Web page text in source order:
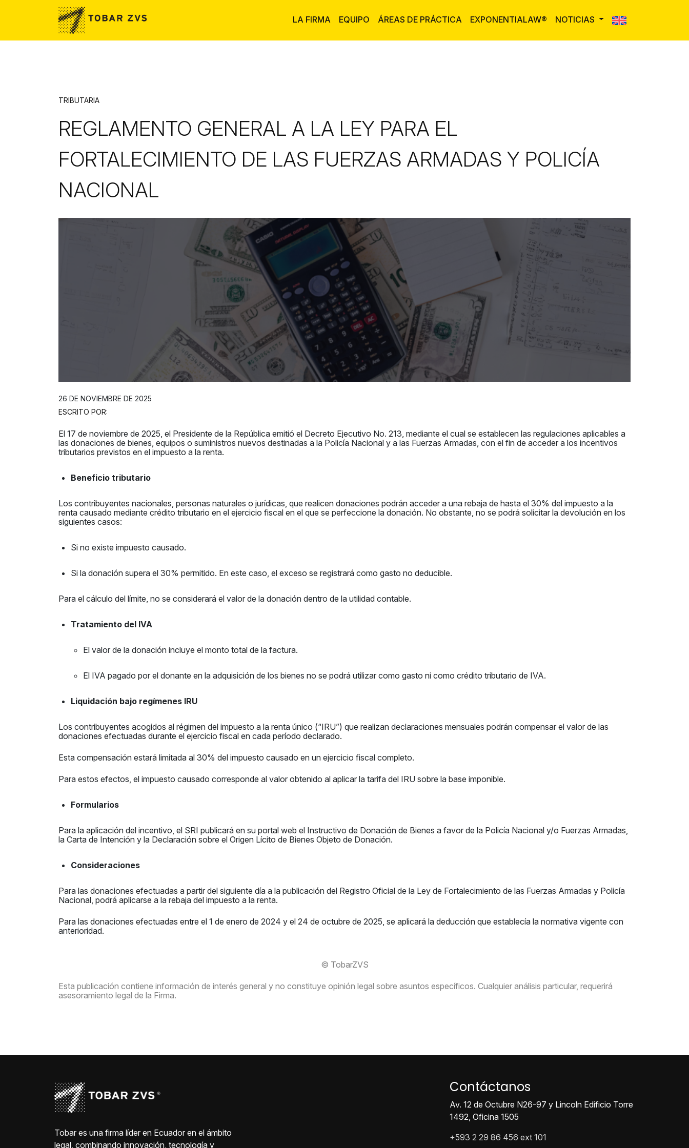
Skip to main content
LA FIRMA
EQUIPO ÁREAS DE PRÁCTICA EXPONENTIALAW® NOTICIAS
TRIBUTARIA
REGLAMENTO GENERAL A LA LEY PARA EL
FORTALECIMIENTO DE LAS FUERZAS ARMADAS Y POLICÍA
NACIONAL
26 DE NOVIEMBRE DE 2025
ESCRITO POR:
El 17 de noviembre de 2025, el Presidente de la República emitió el Decreto Ejecutivo No. 213, mediante el cual se establecen las regulaciones aplicables a
las donaciones de bienes, equipos o suministros nuevos destinadas a la Policía Nacional y a las Fuerzas Armadas, con el fin de acceder a los incentivos
tributarios previstos en el impuesto a la renta.
Beneficio tributario
Los contribuyentes nacionales, personas naturales o jurídicas, que realicen donaciones podrán acceder a una rebaja de hasta el 30% del impuesto a la
renta causado mediante crédito tributario en el ejercicio fiscal en el que se perfeccione la donación. No obstante, no se podrá solicitar la devolución en los
siguientes casos:
Si no existe impuesto causado.
Si la donación supera el 30% permitido. En este caso, el exceso se registrará como gasto no deducible.
Para el cálculo del límite, no se considerará el valor de la donación dentro de la utilidad contable.
Tratamiento del IVA
El valor de la donación incluye el monto total de la factura.
El IVA pagado por el donante en la adquisición de los bienes no se podrá utilizar como gasto ni como crédito tributario de IVA.
Liquidación bajo regímenes IRU
Los contribuyentes acogidos al régimen del impuesto a la renta único (“IRU”) que realizan declaraciones mensuales podrán compensar el valor de las
donaciones efectuadas durante el ejercicio fiscal en cada período declarado.
Esta compensación estará limitada al 30% del impuesto causado en un ejercicio fiscal completo.
Para estos efectos, el impuesto causado corresponde al valor obtenido al aplicar la tarifa del IRU sobre la base imponible.
Formularios
Para la aplicación del incentivo, el SRI publicará en su portal web el Instructivo de Donación de Bienes a favor de la Policía Nacional y/o Fuerzas Armadas,
la Carta de Intención y la Declaración sobre el Origen Lícito de Bienes Objeto de Donación.
Consideraciones
Para las donaciones efectuadas a partir del siguiente día a la publicación del Registro Oficial de la Ley de Fortalecimiento de las Fuerzas Armadas y Policía
Nacional, podrá aplicarse a la rebaja del impuesto a la renta.
Para las donaciones efectuadas entre el 1 de enero de 2024 y el 24 de octubre de 2025, se aplicará la deducción que establecía la normativa vigente con
anterioridad.
© TobarZVS
Esta publicación contiene información de interés general y no constituye opinión legal sobre asuntos específicos. Cualquier análisis particular, requerirá
asesoramiento legal de la Firma.
Tobar es una firma líder en Ecuador en el ámbito
legal, combinando innovación, tecnología y
Contáctanos
Av. 12 de Octubre N26-97 y Lincoln Edificio Torre
1492, Oficina 1505
+593 2 29 86 456 ext 101